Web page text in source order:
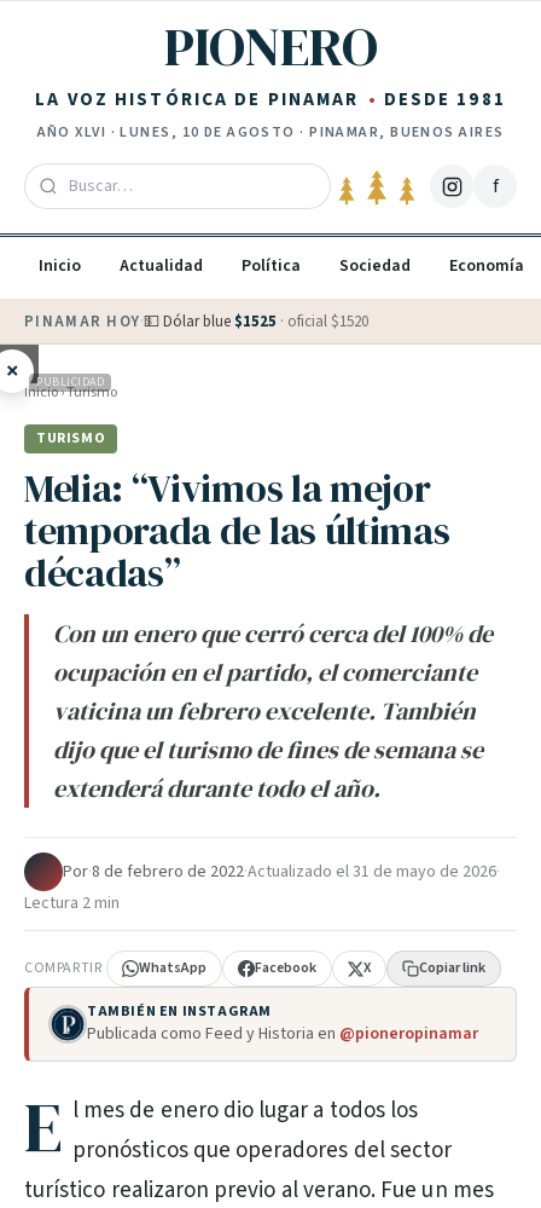
PIONERO
LA VOZ HISTÓRICA DE PINAMAR DESDE 1981
AÑOXLVI ·LUNES, 10 DE AGOSTO · PINAMAR, BUENOS AIRES
f
Inicio Actualidad Política Sociedad Economía
PINAMAR HOY·💵 Dólar blue $1525 · oficial $1520
× PUBLICIDAD
Inicio›Turismo
TURISMO
Melia: “Vivimos la mejor
temporada de las últimas
décadas”
Con un enero que cerró cerca del 100% de
ocupación en el partido, el comerciante
vaticina un febrero excelente. También
dijo que el turismo de fines de semana se
extenderá durante todo el año.
Por·8 de febrero de 2022·Actualizado el31 de mayo de 2026·
Lectura 2 min
COMPARTIR WhatsApp Facebook X Copiar link
TAMBIÉN EN INSTAGRAM
Publicada como Feed y Historia en @pioneropinamar
E l mes de enero dio lugar a todos los
pronósticos que operadores del sector
turístico realizaron previo al verano. Fue un mes